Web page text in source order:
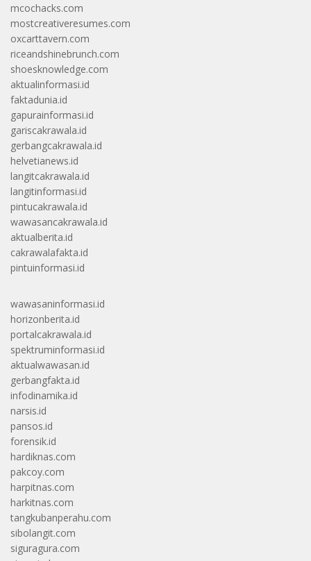
mcochacks.com
mostcreativeresumes.com
oxcarttavern.com
riceandshinebrunch.com
shoesknowledge.com
aktualinformasi.id
faktadunia.id
gapurainformasi.id
gariscakrawala.id
gerbangcakrawala.id
helvetianews.id
langitcakrawala.id
langitinformasi.id
pintucakrawala.id
wawasancakrawala.id
aktualberita.id
cakrawalafakta.id
pintuinformasi.id
wawasaninformasi.id
horizonberita.id
portalcakrawala.id
spektruminformasi.id
aktualwawasan.id
gerbangfakta.id
infodinamika.id
narsis.id
pansos.id
forensik.id
hardiknas.com
pakcoy.com
harpitnas.com
harkitnas.com
tangkubanperahu.com
sibolangit.com
siguragura.com